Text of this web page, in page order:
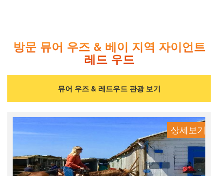
방문 뮤어 우즈 & 베이 지역 자이언트
레드 우드
뮤어 우즈 & 레드우드 관광 보기
상세보기